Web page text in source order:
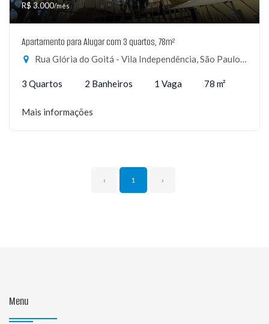
R$ 3.000/mês
Apartamento para Alugar com 3 quartos, 78m²
Rua Glória do Goitá - Vila Independência, São Paulo-SP
3 Quartos 2 Banheiros 1 Vaga 78 m²
Mais informações
‹ 1 ›
Menu